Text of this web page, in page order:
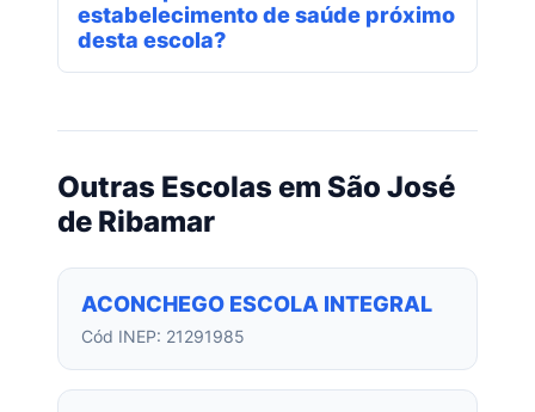
estabelecimento de saúde próximo
desta escola?
Outras Escolas em São José
de Ribamar
ACONCHEGO ESCOLA INTEGRAL
Cód INEP: 21291985